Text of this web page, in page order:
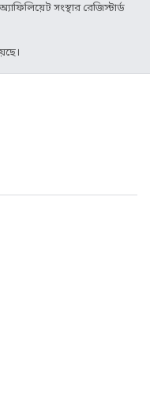
সংস্থার রেজিস্টার্ড